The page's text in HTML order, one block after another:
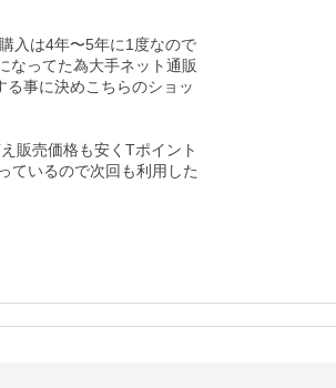
入は4年〜5年に1度なので
なってた為大手ネット通販
事に決めこちらのショッ
販売価格も安くTポイント
ているので次回も利用した